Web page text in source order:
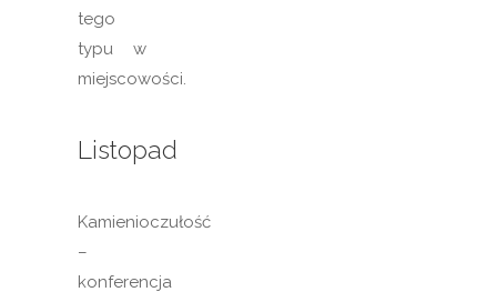
tego
typu w
miejscowości.
Listopad
Kamienioczułość
–
konferencja